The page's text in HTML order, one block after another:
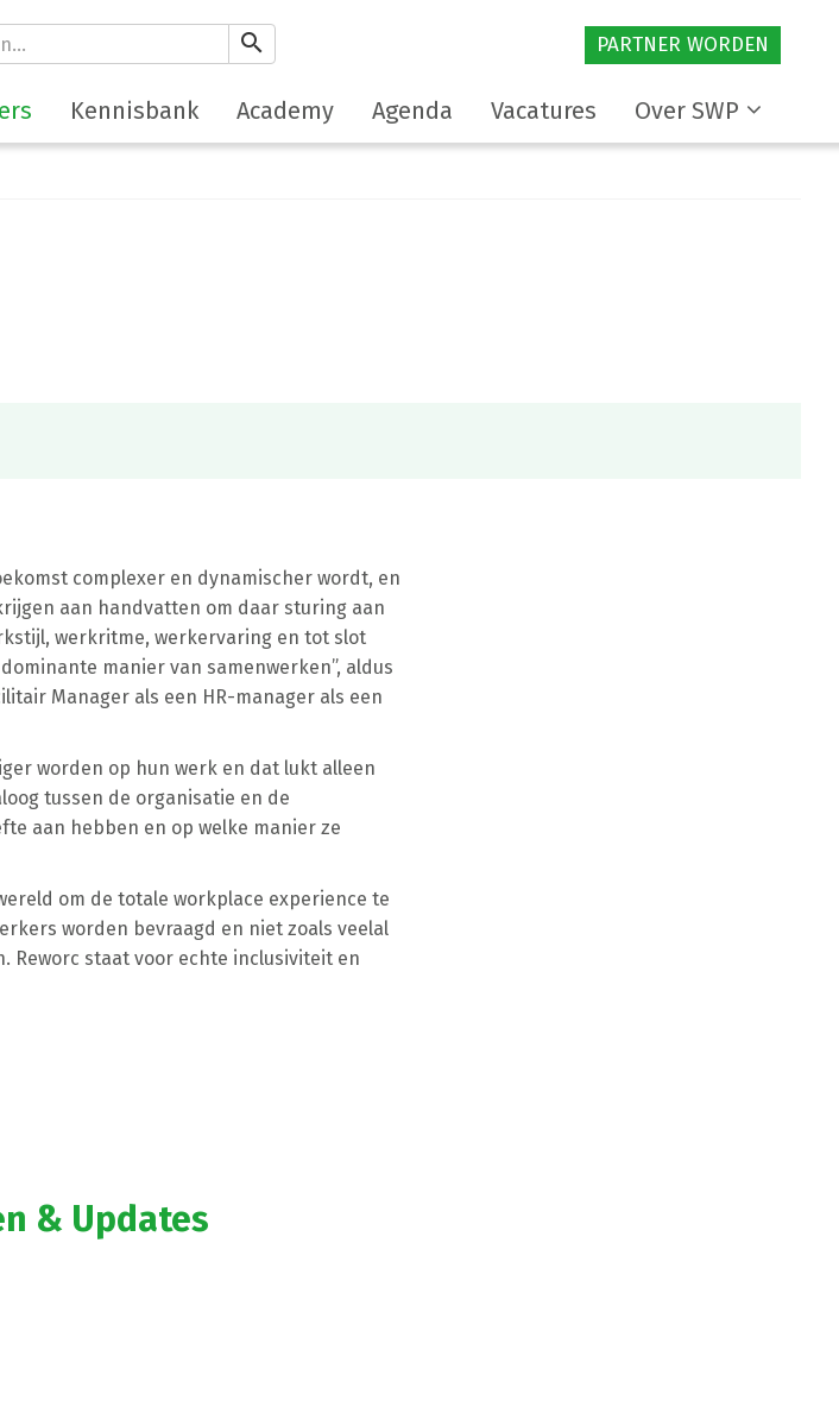
search PARTNER WORDEN
Kennisbank Academy Agenda Vacatures Over SWP
complexer en dynamischer wordt, en
aan handvatten om daar sturing aan
werkritme, werkervaring en tot slot
manier van samenwerken”, aldus
Manager als een HR-manager als een
worden op hun werk en dat lukt alleen
tussen de organisatie en de
aan hebben en op welke manier ze
om de totale workplace experience te
worden bevraagd en niet zoals veelal
Reworc staat voor echte inclusiviteit en
& Updates